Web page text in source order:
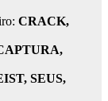
CRACK,
SEUS,